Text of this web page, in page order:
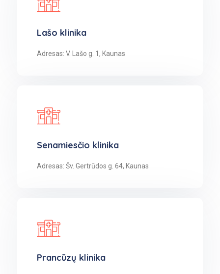
Lašo klinika
Adresas: V. Lašo g. 1, Kaunas
Senamiesčio klinika
Adresas: Šv. Gertrūdos g. 64, Kaunas
Prancūzų klinika